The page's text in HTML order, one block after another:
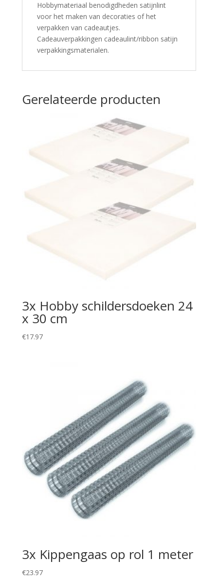
Hobbymateriaal benodigdheden satijnlint
voor het maken van decoraties of het
verpakken van cadeautjes.
Cadeauverpakkingen cadeaulint/ribbon satijn
verpakkingsmaterialen.
Gerelateerde producten
3x Hobby schildersdoeken 24
x 30 cm
€17.97
3x Kippengaas op rol 1 meter
€23.97